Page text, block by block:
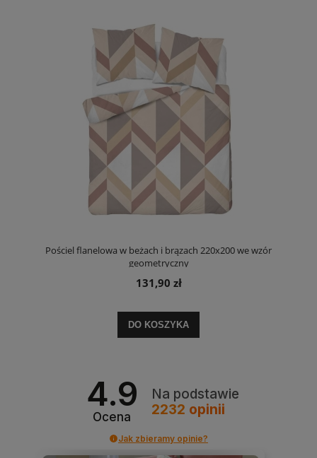
Pościel flanelowa w beżach i brązach 220x200 we wzór
geometryczny
131,90 zł
DO KOSZYKA
4.9
Ocena
Na podstawie
2232 opinii
Jak zbieramy opinie?